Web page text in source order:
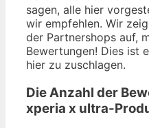
sagen, alle hier
wir empfehlen. Wir
der Partnershops auf,
Bewertungen! Dies ist
hier zu zuschlagen.
Die Anzahl der
xperia x ultra-